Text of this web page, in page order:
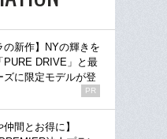
の新作】NYの輝きを
PURE DRIVE」と最
ズに限定モデルが登
PR
仲間とお得に】